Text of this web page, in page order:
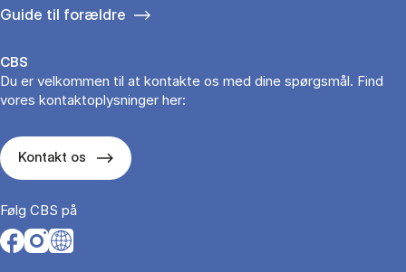
Guide til forældre
CBS
Du er velkommen til at kontakte os med dine spørgsmål. Find
vores kontaktoplysninger her:
Kontakt os
Følg CBS på
Opens in a new tab
Opens in a new tab
Opens in a new tab